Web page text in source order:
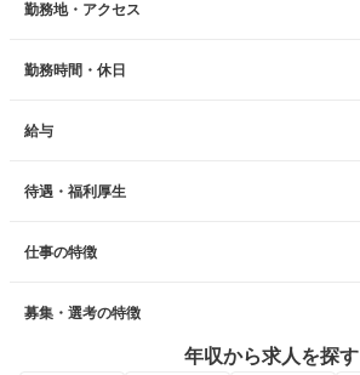
勤務地・アクセス
勤務時間・休日
給与
待遇・福利厚生
仕事の特徴
募集・選考の特徴
年収から求人を探す